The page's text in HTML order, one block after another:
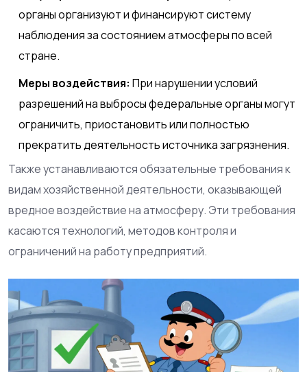
органы организуют и финансируют систему
наблюдения за состоянием атмосферы по всей
стране.
Меры воздействия: При нарушении условий
разрешений на выбросы федеральные органы могут
ограничить, приостановить или полностью
прекратить деятельность источника загрязнения.
Также устанавливаются обязательные требования к
видам хозяйственной деятельности, оказывающей
вредное воздействие на атмосферу. Эти требования
касаются технологий, методов контроля и
ограничений на работу предприятий.